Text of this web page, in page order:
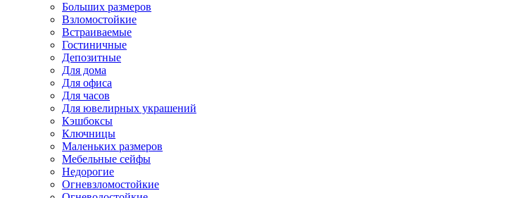
Больших размеров
Взломостойкие
Встраиваемые
Гостиничные
Депозитные
Для дома
Для офиса
Для часов
Для ювелирных украшений
Кэшбоксы
Ключницы
Маленьких размеров
Мебельные сейфы
Недорогие
Огневзломостойкие